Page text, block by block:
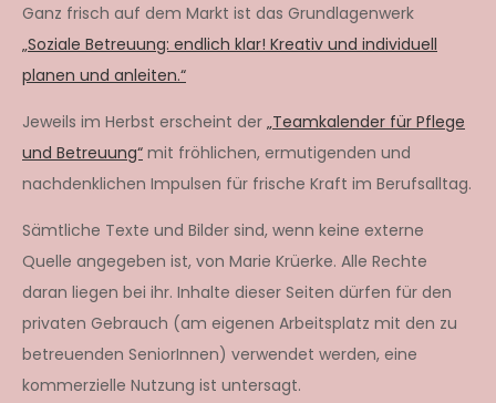
Ganz frisch auf dem Markt ist das Grundlagenwerk
„Soziale Betreuung: endlich klar! Kreativ und individuell
planen und anleiten.“
Jeweils im Herbst erscheint der „Teamkalender für Pflege
und Betreuung“ mit fröhlichen, ermutigenden und
nachdenklichen Impulsen für frische Kraft im Berufsalltag.
Sämtliche Texte und Bilder sind, wenn keine externe
Quelle angegeben ist, von Marie Krüerke. Alle Rechte
daran liegen bei ihr. Inhalte dieser Seiten dürfen für den
privaten Gebrauch (am eigenen Arbeitsplatz mit den zu
betreuenden SeniorInnen) verwendet werden, eine
kommerzielle Nutzung ist untersagt.